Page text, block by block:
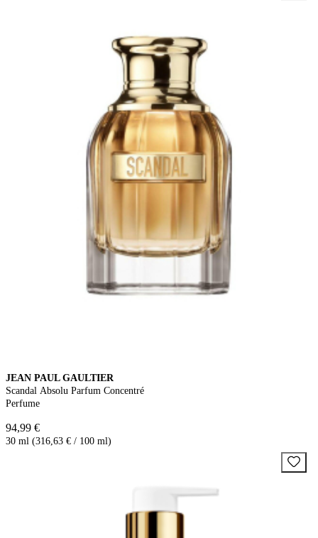
JEAN PAUL GAULTIER
Scandal Absolu Parfum Concentré
Perfume
94,99 €
30 ml (316,63 € / 100 ml)